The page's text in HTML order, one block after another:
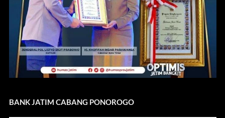
BANK JATIM CABANG PONOROGO